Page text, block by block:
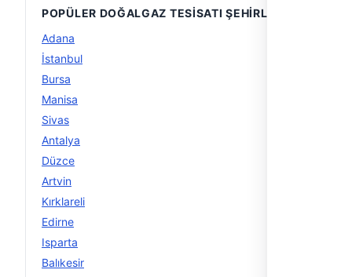
POPÜLER DOĞALGAZ TESISATI ŞEHIRLERI
Adana
İstanbul
Bursa
Manisa
Sivas
Antalya
Düzce
Artvin
Kırklareli
Edirne
Isparta
Balıkesir